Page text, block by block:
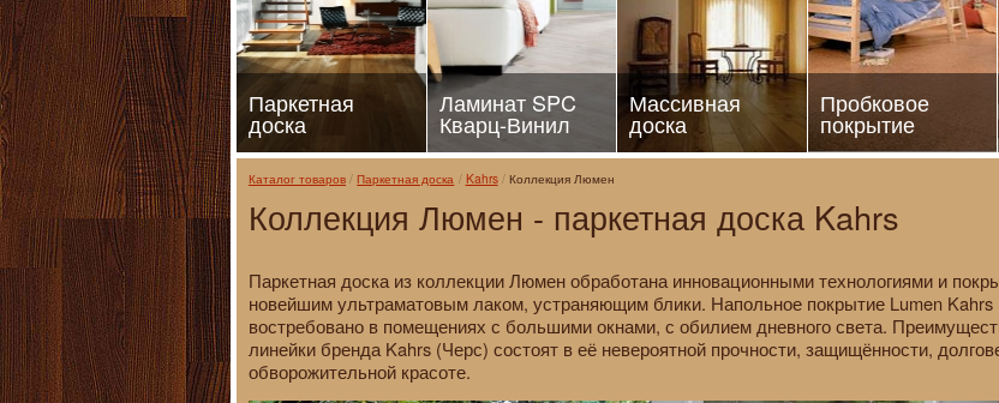
Паркетная
доска
Ламинат SPC
Кварц-Винил
Массивная
доска
Пробковое
покрытие
Каталог товаров Паркетная доска Kahrs Коллекция Люмен
Коллекция Люмен - паркетная доска Kahrs
Паркетная доска из коллекции Люмен обработана инновационными технологиями и
новейшим ультраматовым лаком, устраняющим блики. Напольное покрытие Lumen Kahrs
востребовано в помещениях с большими окнами, с обилием дневного света.
линейки бренда Kahrs (Черс) состоят в её невероятной прочности, защищённости,
обворожительной красоте.